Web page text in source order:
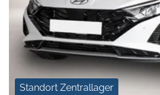
Standort Zentrallager